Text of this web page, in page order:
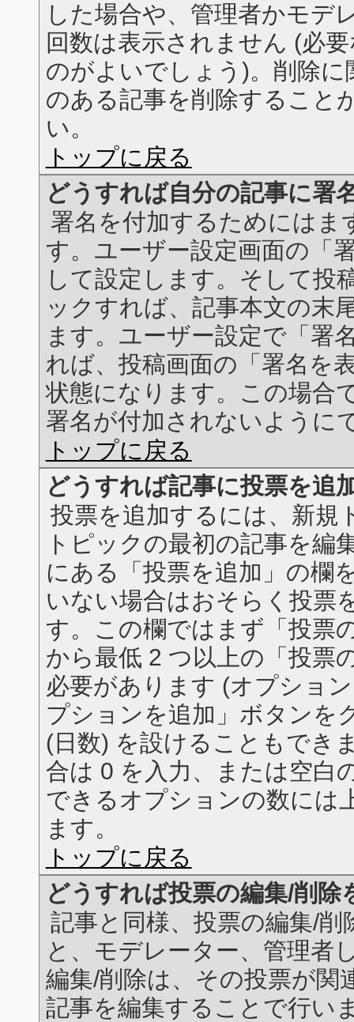
した場合や、管理者かモデ
回数は表示されません (必
のがよいでしょう)。削除
のある記事を削除すること
い。
トップに戻る
どうすれば自分の記事に署
署名を付加するためにはま
す。ユーザー設定画面の「
して設定します。そして投
ックすれば、記事本文の末
ます。ユーザー設定で「署
れば、投稿画面の「署名を
状態になります。この場合
署名が付加されないように
トップに戻る
どうすれば記事に投票を追
投票を追加するには、新規
トピックの最初の記事を編
にある「投票を追加」の欄
いない場合はおそらく投票
す。この欄ではまず「投票
から最低 2 つ以上の「投票
必要があります (オプショ
プションを追加」ボタンを
(日数) を設けることもでき
合は 0 を入力、または空白
できるオプションの数には
ます。
トップに戻る
どうすれば投票の編集/削
記事と同様、投票の編集/
と、モデレーター、管理者
編集/削除は、その投票が関
記事を編集することで行い